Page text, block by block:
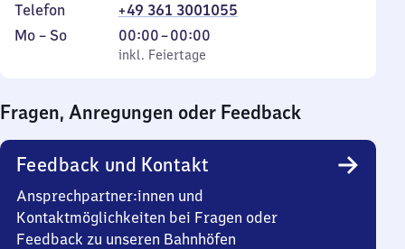
Telefon
+49 361 3001055
Montag
Mo – So,
inkl. Feiertage
00:00–00:00
Von
0
0
Uhr
inkl. Feiertage
Fragen, Anregungen oder Feedback
Feedback und Kontakt
Ansprechpartner:innen und
Kontaktmöglichkeiten bei Fragen oder
Feedback zu unseren Bahnhöfen